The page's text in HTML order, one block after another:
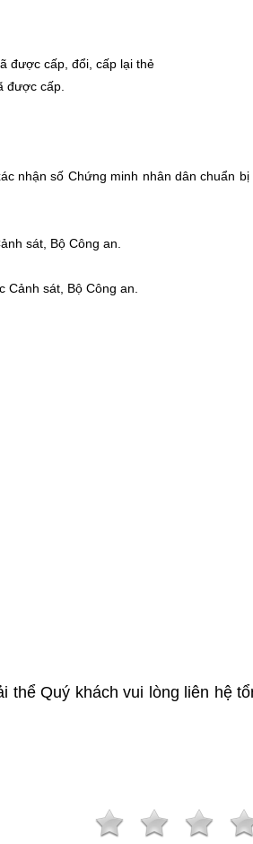
được cấp, đổi, cấp lại thẻ
được cấp.
nhận số Chứng minh nhân dân chuẩn
sát, Bộ Công an.
Cảnh sát, Bộ Công an.
thể Quý khách vui lòng liên hệ